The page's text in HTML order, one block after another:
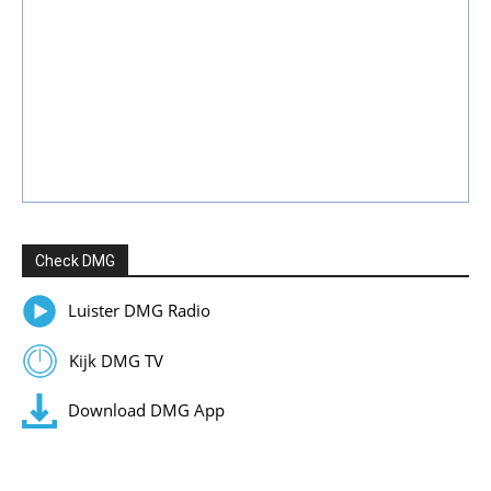
Check DMG
Luister DMG Radio
Kijk DMG TV
Download DMG App